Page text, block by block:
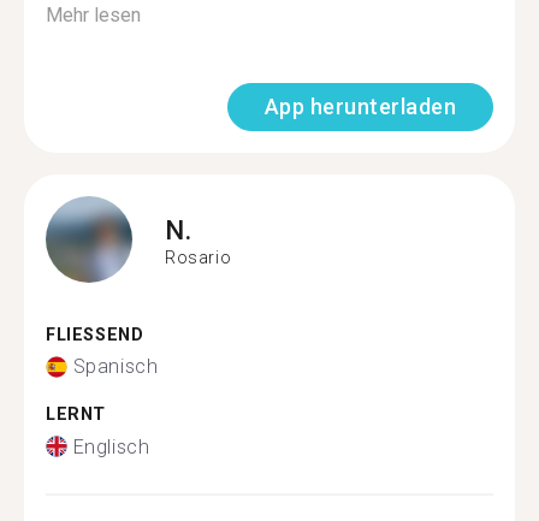
Mehr lesen
App herunterladen
N.
Rosario
FLIESSEND
Spanisch
LERNT
Englisch